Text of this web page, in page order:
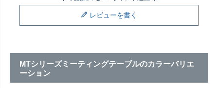
レビューを書く
MTシリーズミーティングテーブルのカラーバリエ
ーション